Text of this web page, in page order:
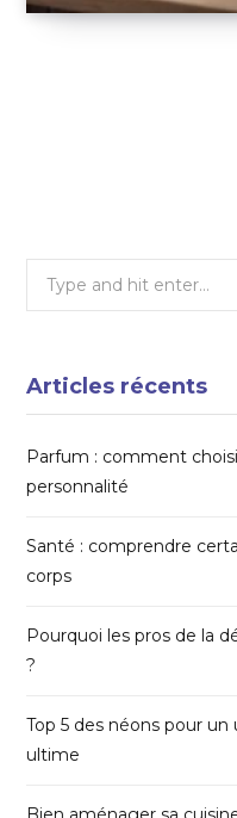
Search
Articles récents
Parfum : comment
personnalité
Santé : comprendre
corps
Pourquoi les pros de la
?
Top 5 des néons pour
ultime